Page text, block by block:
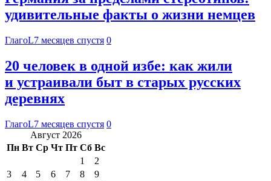
удивительные факты о жизни немцев
ГлагоL7 месяцев спустя 0
20 человек в одной избе: как жили
и устраивали быт в старых русских
деревнях
ГлагоL7 месяцев спустя 0
Август 2026
Пн Вт Ср Чт Пт Сб Вс
1
2
3
4 5 6 7 8
9